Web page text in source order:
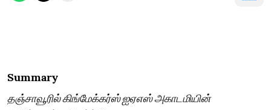
Summary
தஞ்சாவூரில் கிங்மேக்கர்ஸ் ஐஏஎஸ் அகாடமியின்